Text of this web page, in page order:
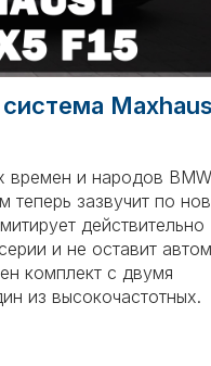
времен и народов
теперь зазвучит по
действительно
и не оставит
комплект с двумя
из высокочастотных.